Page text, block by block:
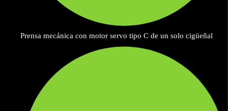
Prensa mecánica con motor servo tipo C de un solo cigüeñal